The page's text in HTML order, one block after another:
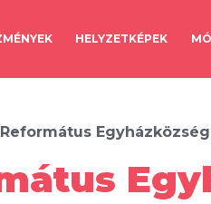
HELYZETKÉPEK
Egyházközség